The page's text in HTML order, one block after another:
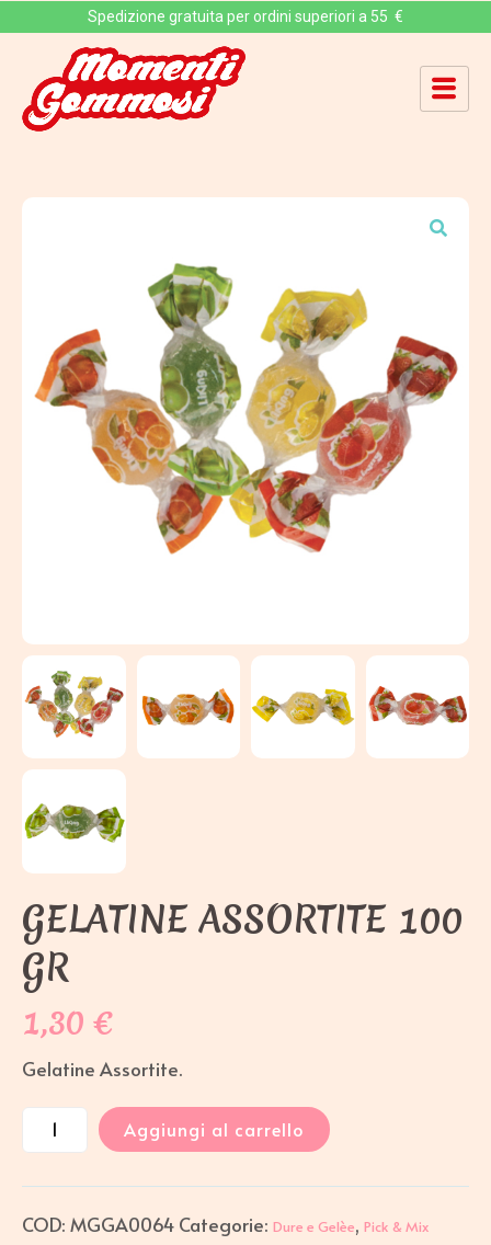
Spedizione gratuita per ordini superiori a 55 €
GELATINE ASSORTITE 100
GR
1,30€
Gelatine Assortite.
Aggiungi al carrello
COD: MGGA0064 Categorie: Dure e Gelèe, Pick & Mix